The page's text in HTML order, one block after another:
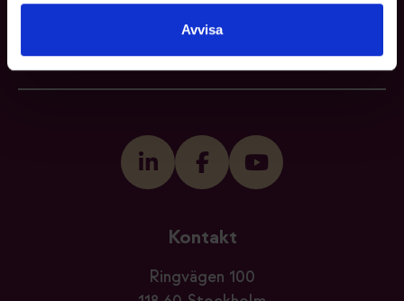
Avvisa
Bli medlem
Kontakt
Ringvägen 100